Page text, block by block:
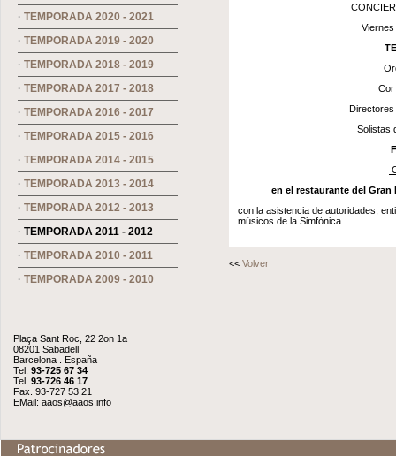
· TEMPORADA 2020 - 2021
· TEMPORADA 2019 - 2020
· TEMPORADA 2018 - 2019
· TEMPORADA 2017 - 2018
· TEMPORADA 2016 - 2017
· TEMPORADA 2015 - 2016
· TEMPORADA 2014 - 2015
· TEMPORADA 2013 - 2014
· TEMPORADA 2012 - 2013
· TEMPORADA 2011 - 2012
· TEMPORADA 2010 - 2011
· TEMPORADA 2009 - 2010
Plaça Sant Roc, 22 2on 1a
08201 Sabadell
Barcelona . España
Tel. 93-725 67 34
Tel. 93-726 46 17
Fax. 93-727 53 21
EMail: aaos@aaos.info
Viernes
Orquestra
Cor Amics de
Directores : Rubén
Solistas destacados
en el restaurante del Gran
con la asistencia de autoridades,
músicos de la Simfònica
<< Volver